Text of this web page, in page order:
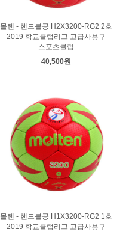
몰텐 - 핸드볼공 H2X3200-RG2 2호
2019 학교클럽리그 고급사용구
스포츠클럽
40,500원
몰텐 - 핸드볼공 H1X3200-RG2 1호
2019 학교클럽리그 고급사용구